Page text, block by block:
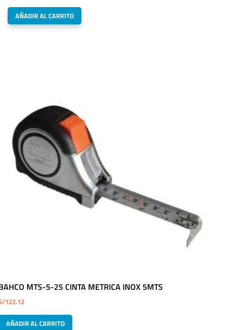
AÑADIR AL CARRITO
MTS-5-25 CINTA METRICA INOX 5MTS
122.12
AÑADIR AL CARRITO